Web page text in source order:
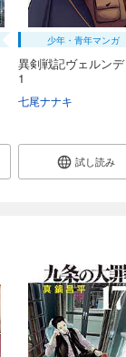
少年・青年マンガ
異剣戦記ヴェルン
1
七尾ナナキ
試し読み